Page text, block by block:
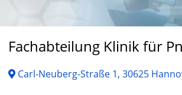
Fachabteilung Klinik für
Carl-Neuberg-Straße 1, 30625